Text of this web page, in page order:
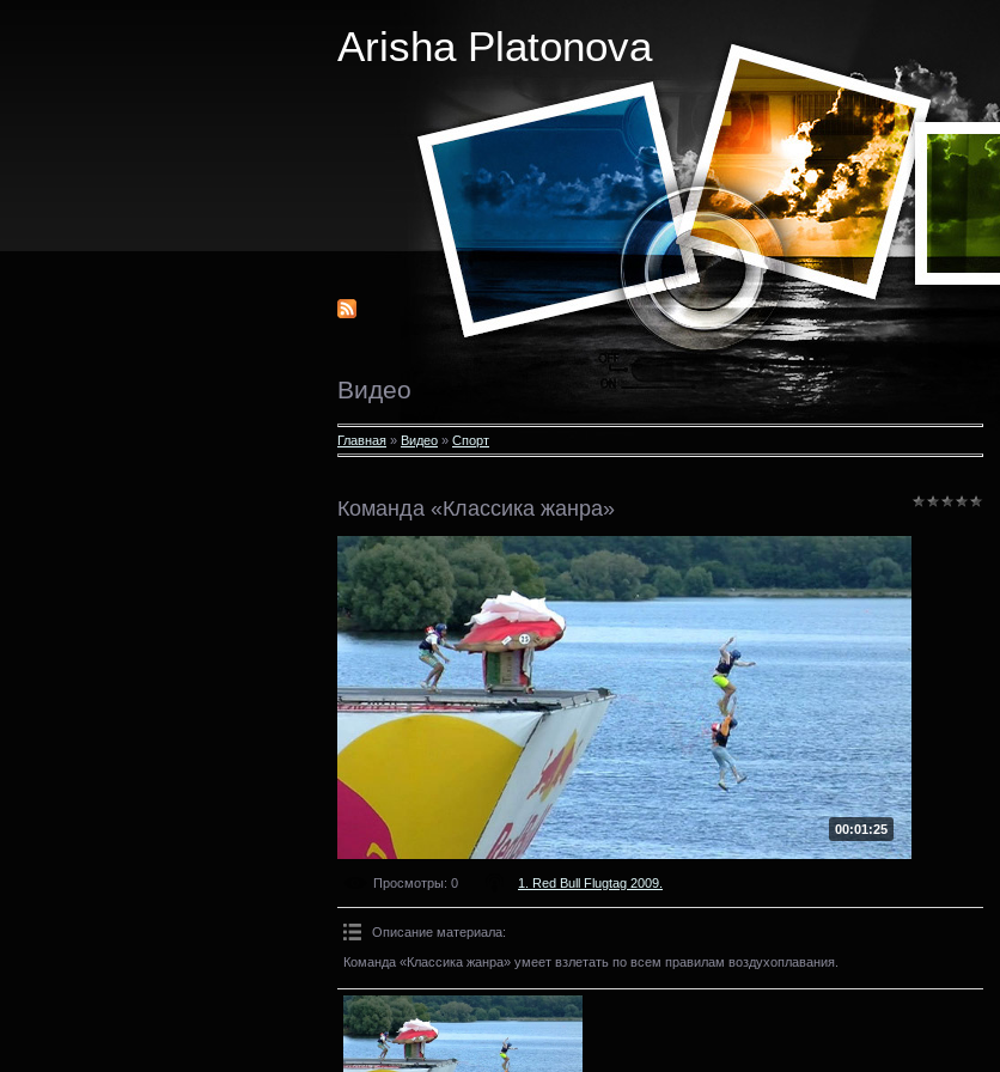
Arisha Platonova
Видео
Главная » Видео » Спорт
Команда «Классика жанра»
00:01:25
Просмотры: 0 1. Red Bull Flugtag 2009.
Описание материала:
Команда «Классика жанра» умеет взлетать по всем правилам воздухоплавания.